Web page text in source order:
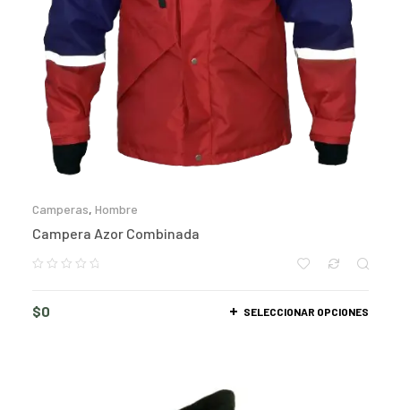
Camperas, Hombre
Campera Azor Combinada
$0 SELECCIONAR OPCIONES